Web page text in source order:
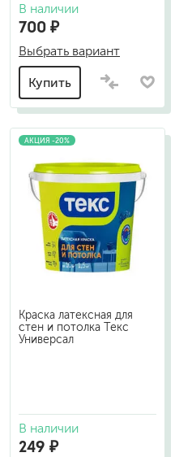
В наличии
700 ₽
Выбрать вариант
Купить
АКЦИЯ -20%
Краска латексная для
стен и потолка Текс
Универсал
В наличии
249 ₽